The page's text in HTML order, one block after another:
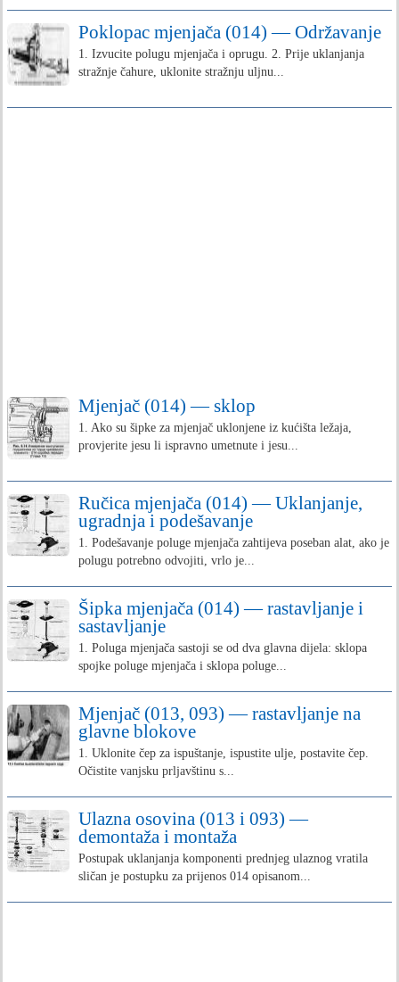
Poklopac mjenjača (014) — Održavanje
1. Izvucite polugu mjenjača i oprugu. 2. Prije uklanjanja
stražnje čahure, uklonite stražnju uljnu...
Mjenjač (014) — sklop
1. Ako su šipke za mjenjač uklonjene iz kućišta ležaja,
provjerite jesu li ispravno umetnute i jesu...
Ručica mjenjača (014) — Uklanjanje,
ugradnja i podešavanje
1. Podešavanje poluge mjenjača zahtijeva poseban alat, ako je
polugu potrebno odvojiti, vrlo je...
Šipka mjenjača (014) — rastavljanje i
sastavljanje
1. Poluga mjenjača sastoji se od dva glavna dijela: sklopa
spojke poluge mjenjača i sklopa poluge...
Mjenjač (013, 093) — rastavljanje na
glavne blokove
1. Uklonite čep za ispuštanje, ispustite ulje, postavite čep.
Očistite vanjsku prljavštinu s...
Ulazna osovina (013 i 093) —
demontaža i montaža
Postupak uklanjanja komponenti prednjeg ulaznog vratila
sličan je postupku za prijenos 014 opisanom...